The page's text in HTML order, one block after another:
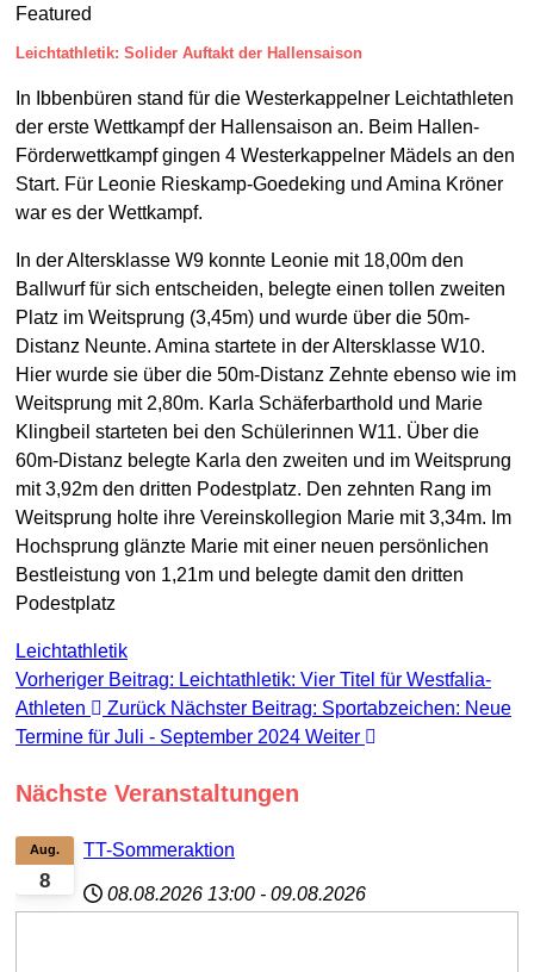
Featured
Leichtathletik: Solider Auftakt der Hallensaison
In Ibbenbüren stand für die Westerkappelner Leichtathleten
der erste Wettkampf der Hallensaison an. Beim Hallen-
Förderwettkampf gingen 4 Westerkappelner Mädels an den
Start. Für Leonie Rieskamp-Goedeking und Amina Kröner
war es der Wettkampf.
In der Altersklasse W9 konnte Leonie mit 18,00m den
Ballwurf für sich entscheiden, belegte einen tollen zweiten
Platz im Weitsprung (3,45m) und wurde über die 50m-
Distanz Neunte. Amina startete in der Altersklasse W10.
Hier wurde sie über die 50m-Distanz Zehnte ebenso wie im
Weitsprung mit 2,80m. Karla Schäferbarthold und Marie
Klingbeil starteten bei den Schülerinnen W11. Über die
60m-Distanz belegte Karla den zweiten und im Weitsprung
mit 3,92m den dritten Podestplatz. Den zehnten Rang im
Weitsprung holte ihre Vereinskollegion Marie mit 3,34m. Im
Hochsprung glänzte Marie mit einer neuen persönlichen
Bestleistung von 1,21m und belegte damit den dritten
Podestplatz
Leichtathletik
Vorheriger Beitrag: Leichtathletik: Vier Titel für Westfalia-
Athleten
Zurück Nächster Beitrag: Sportabzeichen: Neue
Termine für Juli - September 2024 Weiter
Nächste Veranstaltungen
8
Aug. TT-Sommeraktion
08.08.2026 13:00 - 09.08.2026